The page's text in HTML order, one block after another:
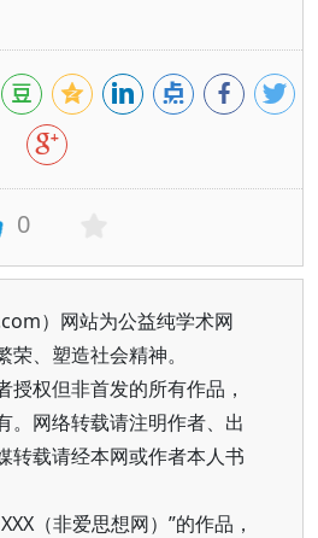
0
）网站为公益纯学术网
、塑造社会精神。
授权但非首发的所有作品，
。网络转载请注明作者、出
转载请经本网或作者本人书
（非爱思想网）”的作品，